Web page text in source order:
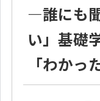
―誰にも
い」基礎
「わか